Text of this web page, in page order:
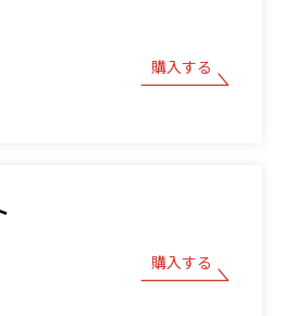
購入する
購入する